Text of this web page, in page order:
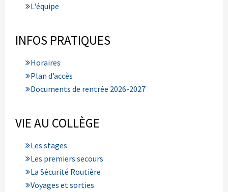
L'équipe
INFOS PRATIQUES
Horaires
Plan d’accès
Documents de rentrée 2026-2027
VIE AU COLLÈGE
Les stages
Les premiers secours
La Sécurité Routière
Voyages et sorties